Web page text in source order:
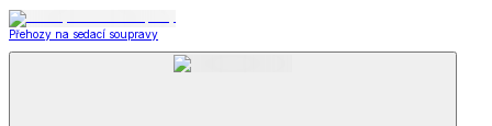
Přehozy na sedací soupravy